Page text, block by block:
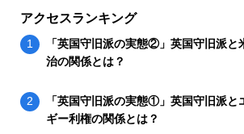
アクセスランキング
「英国守旧派の実態②」英国守旧派と
治の関係とは？
「英国守旧派の実態①」英国守旧派と
ギー利権の関係とは？